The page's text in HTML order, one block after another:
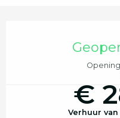
€
Verhuur